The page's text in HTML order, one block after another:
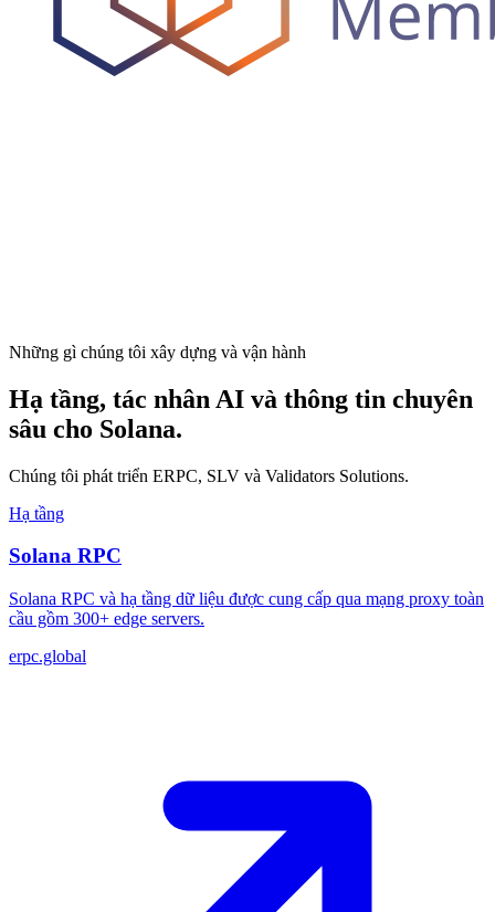
Những gì chúng tôi xây dựng và vận hành
Hạ tầng, tác nhân AI và thông tin chuyên
sâu cho Solana.
Chúng tôi phát triển ERPC, SLV và Validators Solutions.
Hạ tầng
Solana RPC
Solana RPC và hạ tầng dữ liệu được cung cấp qua mạng proxy toàn
cầu gồm 300+ edge servers.
erpc.global